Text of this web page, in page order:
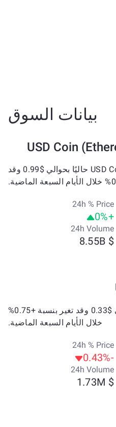
بيانات السوق
يتم تداول USD Coin (Ethereum) حاليًا بحوالي $0.99 وقد
24h % Price
+0%
24h Volume
$ 8.55B
يتم تداول UMA حاليًا بحوالي $0.33 وقد تغير بنسبة +0.75%
خلال الأيام السبعة الماضية.
24h % Price
-0.43%
24h Volume
$ 1.73M